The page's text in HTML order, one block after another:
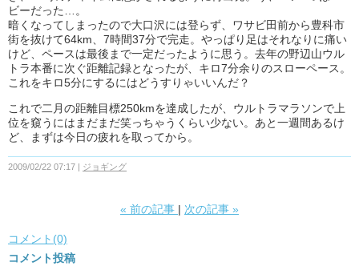
ビーだった…。
暗くなってしまったので大口沢には登らず、ワサビ田前から豊科市
街を抜けて64km、7時間37分で完走。やっぱり足はそれなりに痛い
けど、ペースは最後まで一定だったように思う。去年の野辺山ウル
トラ本番に次ぐ距離記録となったが、キロ7分余りのスローペース。
これをキロ5分にするにはどうすりゃいいんだ？
これで二月の距離目標250kmを達成したが、ウルトラマラソンで上
位を窺うにはまだまだ笑っちゃうくらい少ない。あと一週間あるけ
ど、まずは今日の疲れを取ってから。
2009/02/22 07:17 ジョギング
« 前の記事 次の記事 »
コメント(0)
コメント投稿